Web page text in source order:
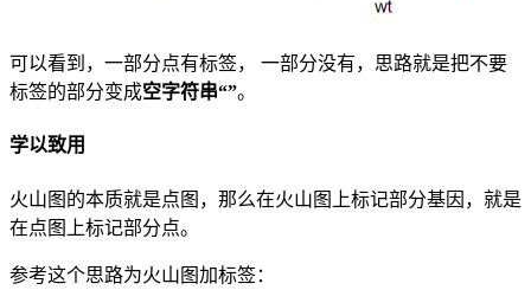
可以看到，一部分点有标签， 一部分没有，思路就是把不要
标签的部分变成空字符串“”。
学以致用
火山图的本质就是点图，那么在火山图上标记部分基因，就是
在点图上标记部分点。
参考这个思路为火山图加标签：